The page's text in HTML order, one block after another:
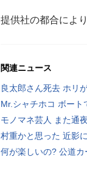
提供社の都合によ
関連ニュース
良太郎さん死去 ホリ
Mr.シャチホコ ボート
モノマネ芸人 また通
村重かと思った 近影
何が楽しいの? 公道カ